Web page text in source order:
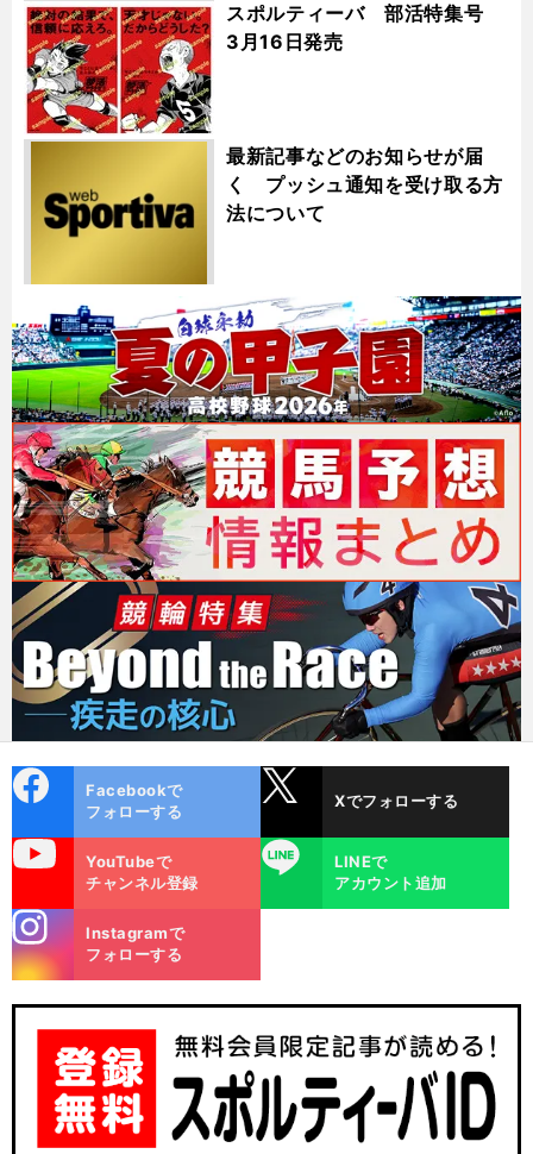
スポルティーバ 部活特集号
3月16日発売
最新記事などのお知らせが届
く プッシュ通知を受け取る方
法について
ok
Facebookで
フォローする
Xでフォローする
YouTubeで
チャンネル登録
LINE
LINEで
アカウント追加
m
Instagramで
フォローする